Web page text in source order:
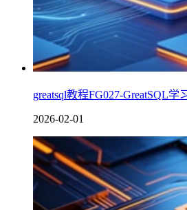
greatsql教程FG027-GreatSQL
2026-02-01